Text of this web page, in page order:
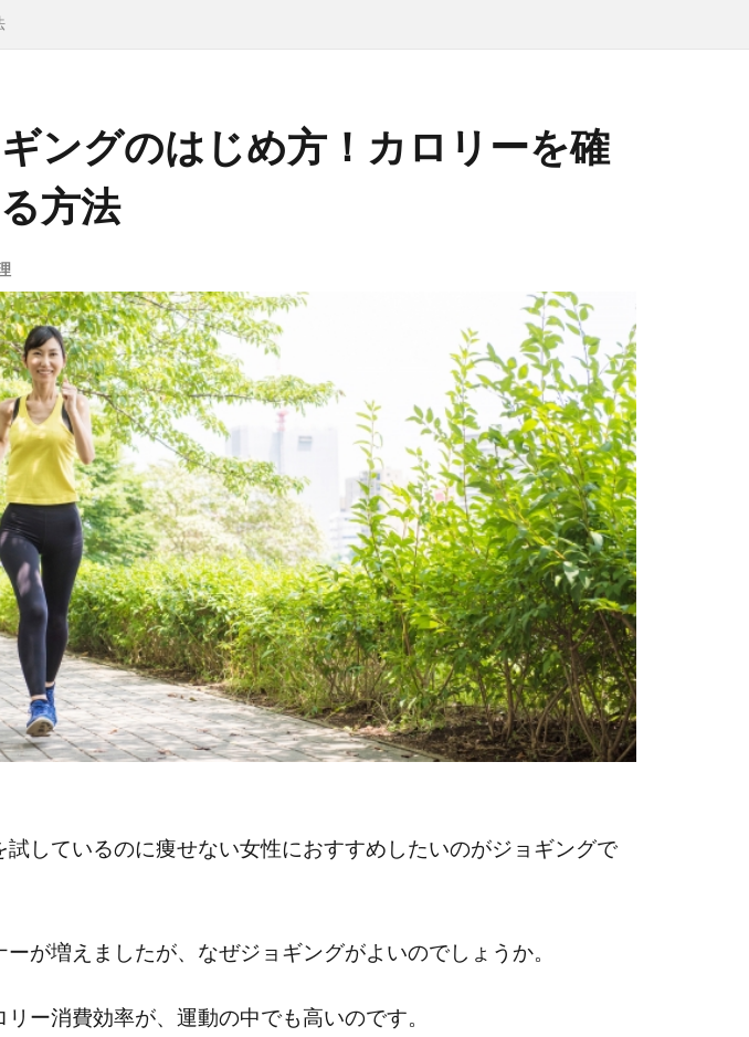
ングのはじめ方！カロリーを確
方法
試しているのに痩せない女性におすすめしたいのがジョギングで
が増えましたが、なぜジョギングがよいのでしょうか。
ー消費効率が、運動の中でも高いのです。